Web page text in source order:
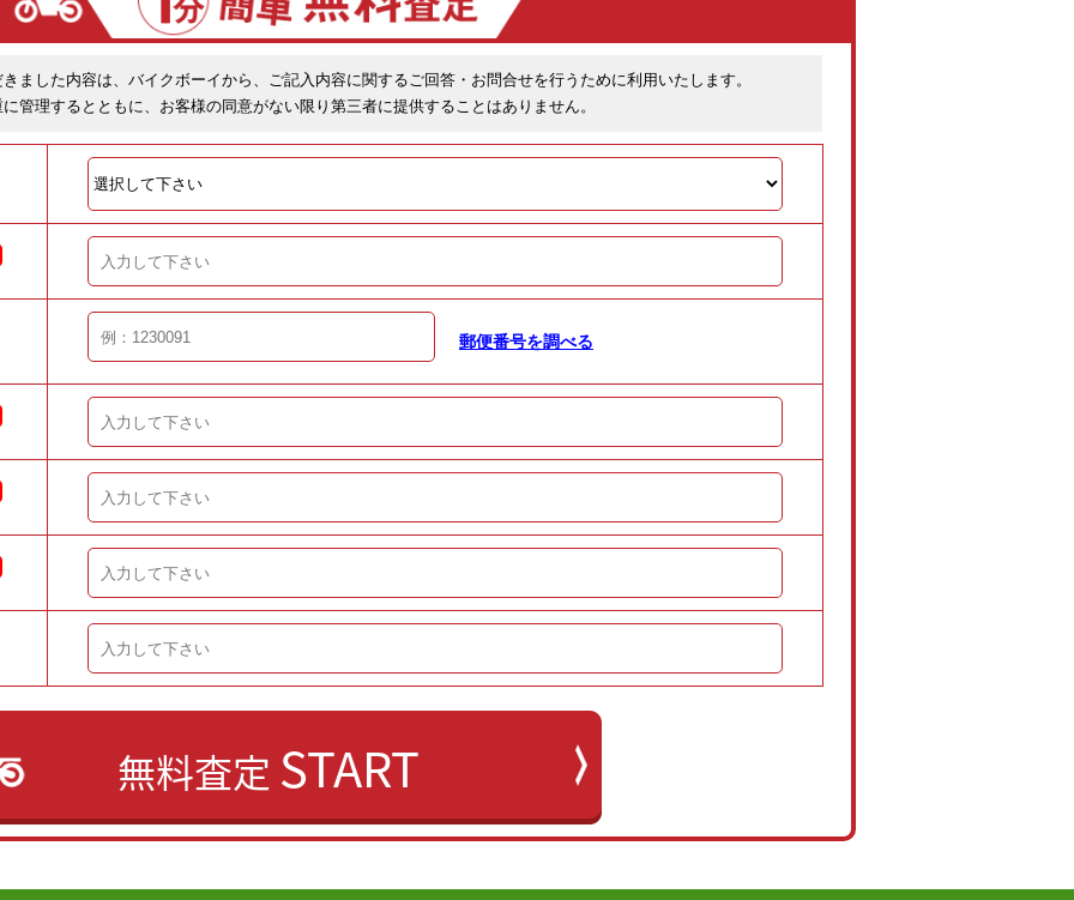
ました内容は、バイクボーイから、ご記入内容に関するご回答・お問合せを行うために利用いたします。
管理するとともに、お客様の同意がない限り第三者に提供することはありません。
郵便番号を調べる
無料査定 START